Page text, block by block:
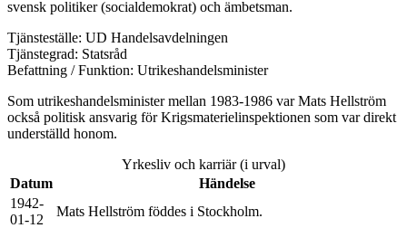
svensk politiker (socialdemokrat) och ämbetsman.
Tjänsteställe: UD Handelsavdelningen
Tjänstegrad: Statsråd
Befattning / Funktion: Utrikeshandelsminister
Som utrikeshandelsminister mellan 1983-1986 var Mats Hellström
också politisk ansvarig för Krigsmaterielinspektionen som var direkt
underställd honom.
Yrkesliv och karriär (i urval)
Datum
Händelse
1942-
01-12
Mats Hellström föddes i Stockholm.